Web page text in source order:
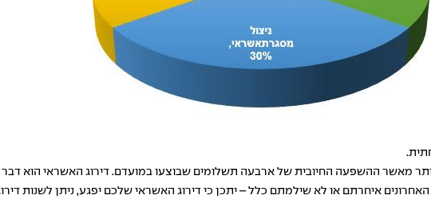
מאשר ההשפעה החיובית של ארבעה תשלומים שבוצעו במועדם. דירוג האשראי הוא
איחרתם או לא שילמתם כלל – יתכן כי דירוג האשראי שלכם יפגע, ניתן לשנות